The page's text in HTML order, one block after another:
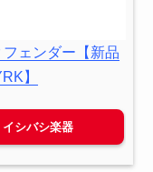
ェンダー【新品
】
イシバシ楽器